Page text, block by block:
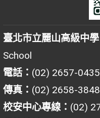
臺北市立麗山高級中學
School
電話： (02) 2657-0435
傳真： (02) 2658-3848
校安中心專線： (02)